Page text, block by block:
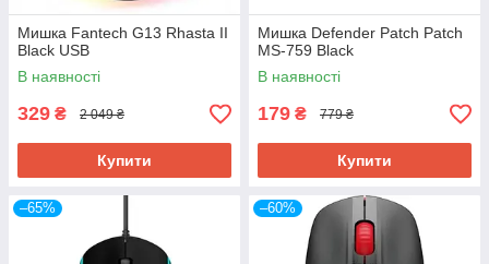
Мишка Fantech G13 Rhasta II
Black USB
В наявності
329 ₴ 2 049 ₴
Купити
Мишка Defender Patch Patch
MS-759 Black
В наявності
179 ₴ 779 ₴
Купити
–65% –60%